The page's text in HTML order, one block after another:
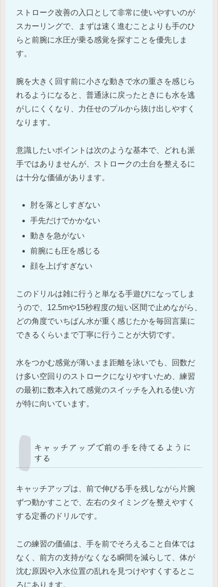
ストローク改善の入口として非常に使いやすいのが
スカーリングで、まずは速く進むことよりも手のひ
らと前腕に水圧が乗る感覚を探すことを優先しま
す。
腕を大きく回す前に小さな動きで水の重さを感じら
れるようになると、普通泳に戻ったときにも水を逃
がしにくくなり、力任せのプルから抜け出しやすく
なります。
意識したいポイントは次のような基本で、どれも派
手ではありませんが、ストロークの土台を整えるに
は十分な価値があります。
肘を落としすぎない
手先だけでかかない
動きを急がない
前腕にも圧を感じる
顔を上げすぎない
このドリルは雑に行うと単なる手遊びになってしま
うので、12.5mや15秒程度の短い区間で止めながら、
どの角度でいちばん水が重く感じたかを毎回言葉に
できるくらいまで丁寧に行うことが大切です。
水をつかむ感覚が薄いまま距離を泳いでも、回数だ
け多い空回りのストロークになりやすいため、練習
の最初に数本入れて感覚のスイッチを入れる使い方
が特に向いています。
キャッチアップで前の手を待てるように
する
キャッチアップは、前で伸びる手を残しながら片腕
ずつ動かすことで、左右のタイミングを整えやすく
する定番のドリルです。
この練習の価値は、手を前でそろえること自体では
なく、前方の支持がなくなる瞬間を減らして、体が
沈む原因や入水位置の乱れを見つけやすくするとこ
ろにあります。